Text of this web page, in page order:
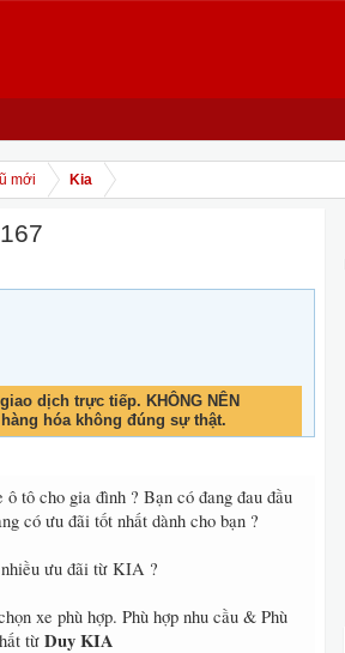
mới Kia
dịch trực tiếp. KHÔNG NÊN
hóa không đúng sự thật.
tô cho gia đình ? Bạn có đang đau đầu
có ưu đãi tốt nhất dành cho bạn ?
ưu đãi từ KIA ?
xe phù hợp. Phù hợp nhu cầu & Phù
từ Duy KIA